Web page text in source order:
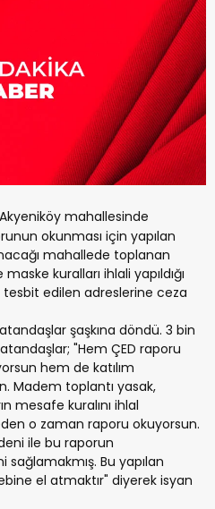
mahallesinde
okunması için yapılan
mahallede toplanan
kuralları ihlali yapıldığı
edilen adreslerine ceza
şaşkına döndü. 3 bin
"Hem ÇED raporu
hem de katılım
Madem toplantı yasak,
mesafe kuralını ihlal
o zaman raporu okuyorsun.
ile bu raporun
Bu yapılan
el atmaktır" diyerek isyan